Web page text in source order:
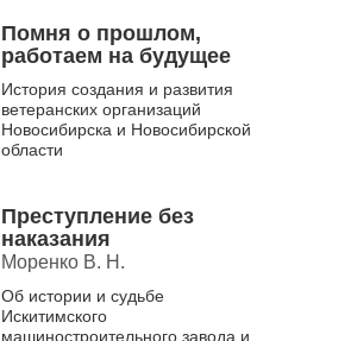
Помня о прошлом,
работаем на будущее
История создания и развития
ветеранских организаций
Новосибирска и Новосибирской
области
Преступление без
наказания
Моренко В. Н.
Об истории и судьбе
Искитимского
машиностроительного завода и